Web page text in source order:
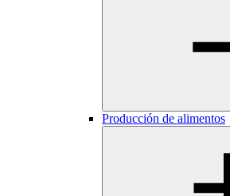
Producción de alimentos